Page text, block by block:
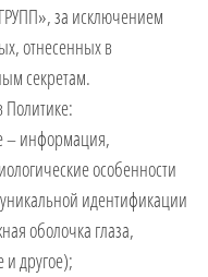
за исключением
отнесенных в
секретам.
– информация,
особенности
уникальной идентификации
оболочка глаза,
и другое);